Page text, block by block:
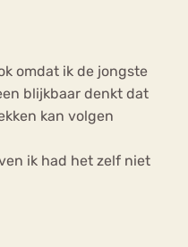
omdat ik de jongste
blijkbaar denkt dat
kan volgen
ik had het zelf niet